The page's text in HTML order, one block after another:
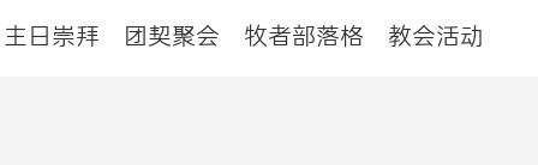
主日崇拜 团契聚会 牧者部落格 教会活动